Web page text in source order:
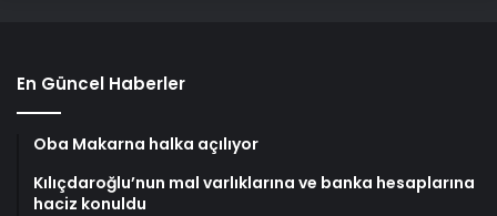
En Güncel Haberler
Oba Makarna halka açılıyor
Kılıçdaroğlu’nun mal varlıklarına ve banka hesaplarına
haciz konuldu